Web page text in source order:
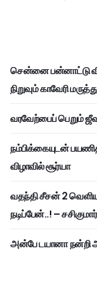
சென்னை பன்னாட்டு
நிறுவும் காவேரி
வரவேற்பைப் பெறும்
நம்பிக்கையுடன்
விழாவில் சூர்யா
வதந்தி சீசன் 2
நடிப்பேன்..! – சசிகுமார்
அன்பே டயானா நன்றி